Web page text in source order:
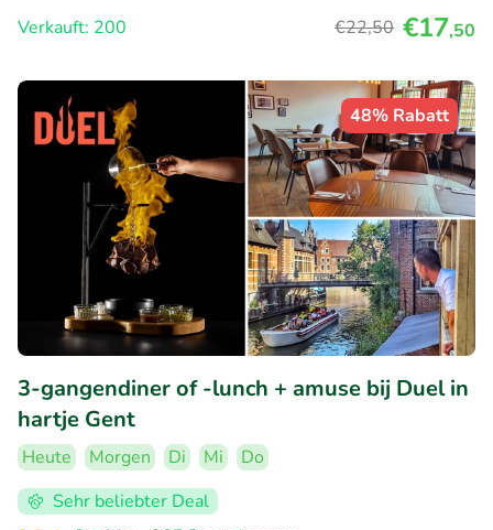
Verkauft: 200
€22,50 €17,50
48% Rabatt
3-gangendiner of -lunch + amuse bij Duel in
hartje Gent
Heute Morgen Di Mi
Do
Sehr beliebter Deal